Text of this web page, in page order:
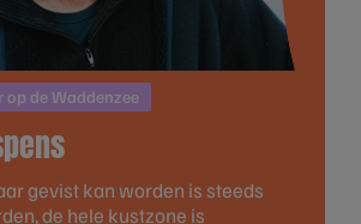
op de Waddenzee
gevist kan worden is steeds
de hele kustzone is